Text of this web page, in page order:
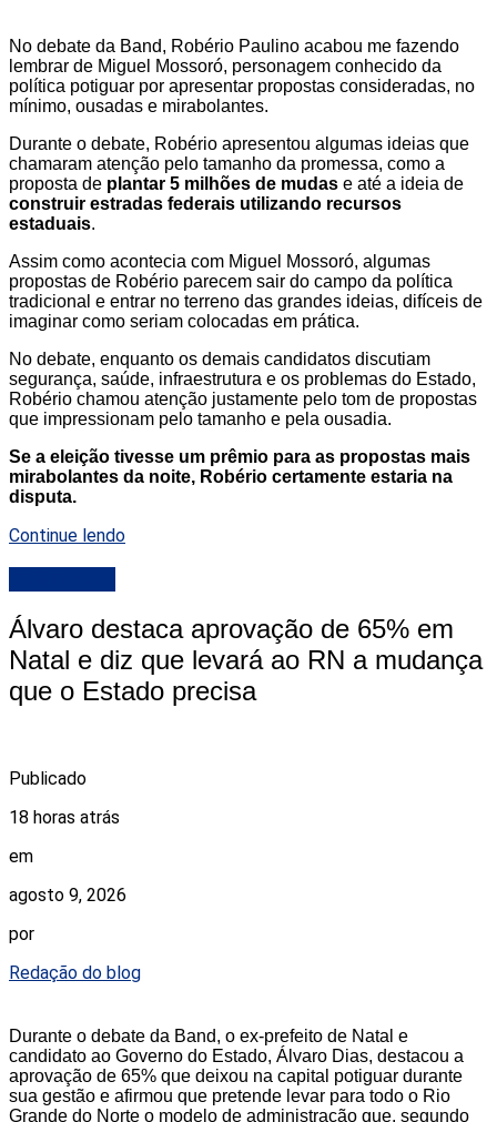
No debate da Band, Robério Paulino acabou me fazendo
lembrar de Miguel Mossoró, personagem conhecido da
política potiguar por apresentar propostas consideradas, no
mínimo, ousadas e mirabolantes.
Durante o debate, Robério apresentou algumas ideias que
chamaram atenção pelo tamanho da promessa, como a
proposta de plantar 5 milhões de mudas e até a ideia de
construir estradas federais utilizando recursos
estaduais.
Assim como acontecia com Miguel Mossoró, algumas
propostas de Robério parecem sair do campo da política
tradicional e entrar no terreno das grandes ideias, difíceis de
imaginar como seriam colocadas em prática.
No debate, enquanto os demais candidatos discutiam
segurança, saúde, infraestrutura e os problemas do Estado,
Robério chamou atenção justamente pelo tom de propostas
que impressionam pelo tamanho e pela ousadia.
Se a eleição tivesse um prêmio para as propostas mais
mirabolantes da noite, Robério certamente estaria na
disputa.
Continue lendo
Álvaro destaca aprovação de 65% em
Natal e diz que levará ao RN a mudança
que o Estado precisa
Publicado
18 horas atrás
em
agosto 9, 2026
por
Redação do blog
Durante o debate da Band, o ex-prefeito de Natal e
candidato ao Governo do Estado, Álvaro Dias, destacou a
aprovação de 65% que deixou na capital potiguar durante
sua gestão e afirmou que pretende levar para todo o Rio
Grande do Norte o modelo de administração que, segundo